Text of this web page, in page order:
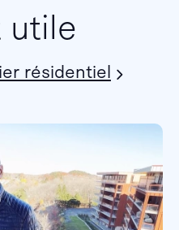
utile
résidentiel